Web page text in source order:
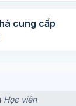
cung cấp
Học viên